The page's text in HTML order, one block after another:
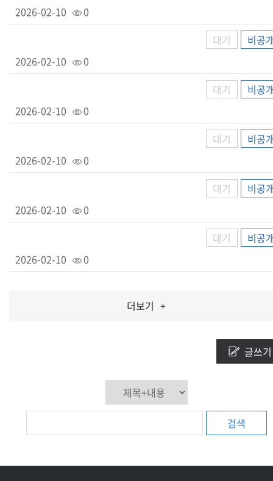
2026-02-10
0
대기
비공
2026-02-10
0
대기
비공
2026-02-10
0
대기
비공
2026-02-10
0
대기
비공
2026-02-10
0
대기
비공
2026-02-10
0
더보기 +
글쓰기
검색